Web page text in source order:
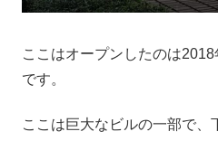
ここはオープンしたのは
です。
ここは巨大なビルの一部で、